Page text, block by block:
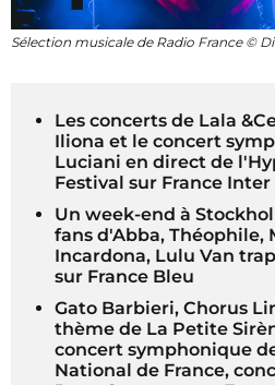
Sélection musicale de Radio France ©
Les concerts de Lala
Iliona et le concert
Luciani en direct de
Festival sur France Inter
Un week-end à
fans d'Abba, Théophile,
Incardona, Lulu Van
sur France Bleu
Gato Barbieri, Chorus
thème de La Petite
concert symphonique
National de France,